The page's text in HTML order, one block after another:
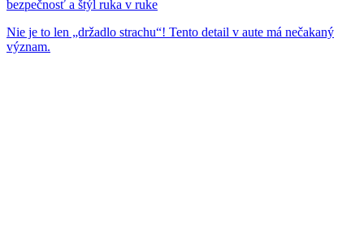
bezpečnosť a štýl ruka v ruke
Nie je to len „držadlo strachu“! Tento detail v aute má nečakaný
význam.